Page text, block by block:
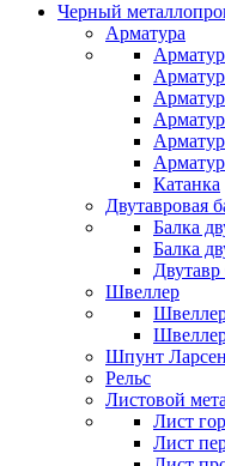
Черный
Арматура
Катанка
Двутавровая
Балка
Балка
Швеллер
Шпунт
Рельс
Листовой
Лист
Лист